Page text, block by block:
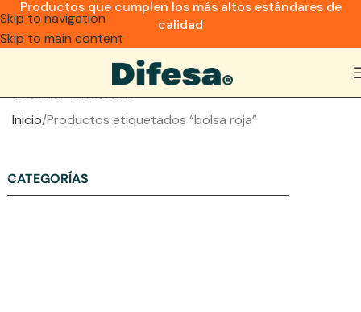
Skip to navigation
Skip to main content
BOLSA ROJA
Inicio Productos etiquetados “bolsa roja”
CATEGORÍAS
Productos que cumplen los más altos estándares de
calidad